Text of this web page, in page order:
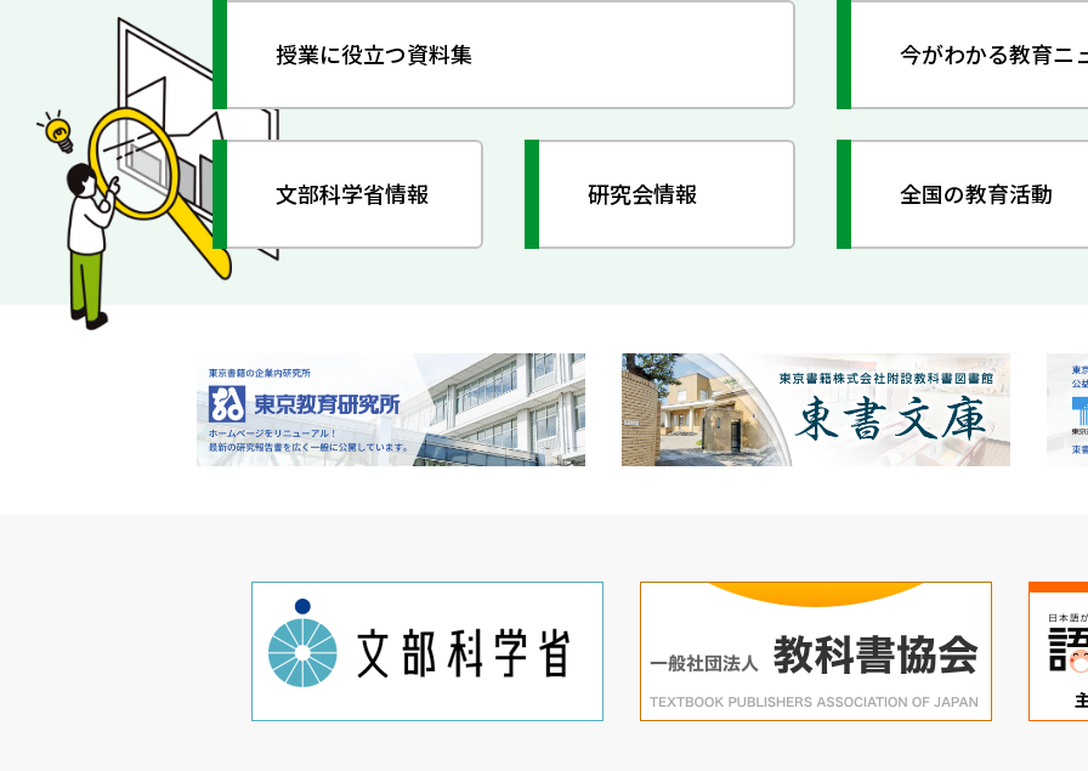
授業に役立つ資料集 今がわかる教育ニ
文部科学省情報 研究会情報 全国の教育活動